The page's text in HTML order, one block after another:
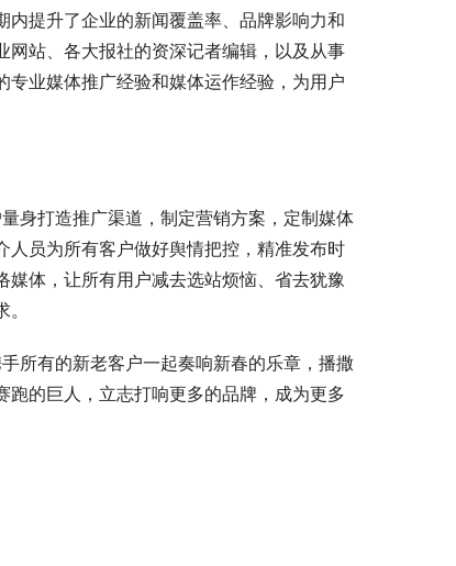
提升了企业的新闻覆盖率、品牌影响力和
站、各大报社的资深记者编辑，以及从事
业媒体推广经验和媒体运作经验，为用户
员为所有客户做好舆情把控，精准发布时
体，让所有用户减去选站烦恼、省去犹豫
的巨人，立志打响更多的品牌，成为更多